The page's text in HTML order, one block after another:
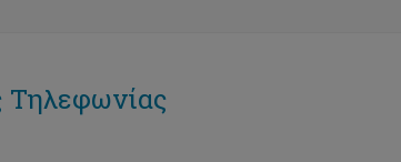
Τηλεφωνίας